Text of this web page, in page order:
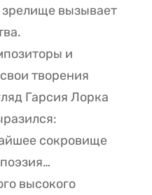
вызывает
и
творения
Гарсия Лорка
сокровище
высокого